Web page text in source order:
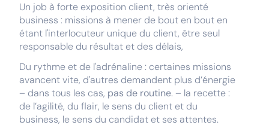
Un job à forte exposition client, très orienté
business : missions à mener de bout en bout en
étant l'interlocuteur unique du client, être seul
responsable du résultat et des délais,
Du rythme et de l'adrénaline : certaines missions
avancent vite, d'autres demandent plus d’énergie
– dans tous les cas, pas de routine. – la recette :
de l’agilité, du flair, le sens du client et du
business, le sens du candidat et ses attentes.